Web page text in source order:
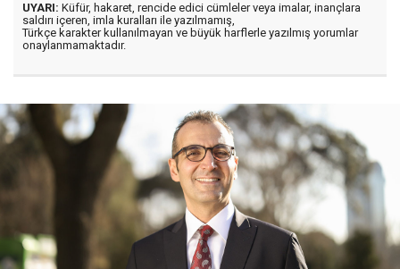
UYARI: Küfür, hakaret, rencide edici cümleler veya imalar, inançlara
saldırı içeren, imla kuralları ile yazılmamış,
Türkçe karakter kullanılmayan ve büyük harflerle yazılmış yorumlar
onaylanmamaktadır.